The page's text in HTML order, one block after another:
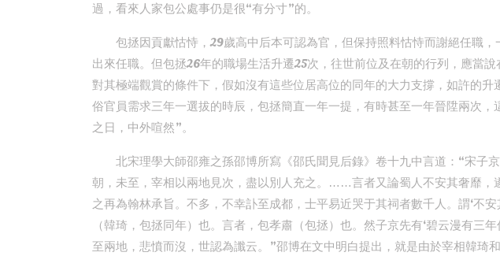
過，看來人家包公處事仍是很“有分寸”的。
包拯因貢獻怙恃，29歲高中后本可認為官，但保持照料怙恃而謝絕任職
出來任職。但包拯26年的職場生活升遷25次，往世前位及在朝的行列，應當
對其極端觀賞的條件下，假如沒有這些位居高位的同年的大力支撐，如許的升
俗官員需求三年一選拔的時辰，包拯簡直一年一提，有時甚至一年晉陞兩次
之日，中外喧然”。
北宋理學大師邵雍之孫邵博所寫《邵氏聞見后錄》卷十九中言道：“宋子
朝，未至，宰相以兩地見次，盡以別人充之。……言者又論蜀人不安其奢靡，
之再為翰林承旨。不多，不幸訃至成都，士平易近哭于其祠者數千人。謂‘不
（韓琦，包拯同年）也。言者，包孝肅（包拯）也。然子京先有‘碧云漫有三
至兩地，悲憤而沒，世認為讖云。”邵博在文中明白提出，就是由於宰相韓琦